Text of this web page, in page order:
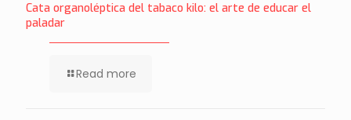
Cata organoléptica del tabaco kilo: el arte de educar el
paladar
Read more